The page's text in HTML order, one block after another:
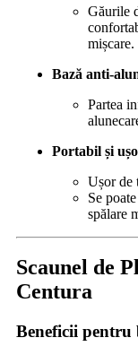
Găurile
mișcare.
Bază anti-
Partea
Portabil și
Ușor de
Se
spălare
Scaunel de
Centura
Beneficii pentru